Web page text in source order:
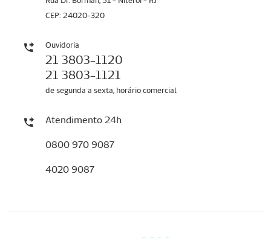
CEP: 24020-320
Ouvidoria
21 3803-1120
21 3803-1121
de segunda a sexta, horário comercial
Atendimento 24h
0800 970 9087
4020 9087